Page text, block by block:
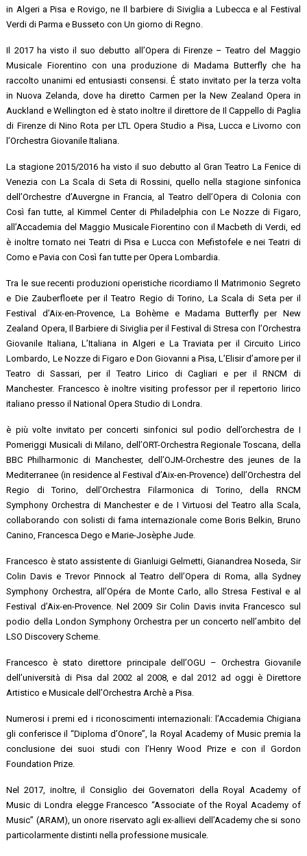
in Algeri a Pisa e Rovigo, ne Il barbiere di Siviglia a Lubecca e al Festival
Verdi di Parma e Busseto con Un giorno di Regno.
Il 2017 ha visto il suo debutto all’Opera di Firenze – Teatro del Maggio
Musicale Fiorentino con una produzione di Madama Butterfly che ha
raccolto unanimi ed entusiasti consensi. É stato invitato per la terza volta
in Nuova Zelanda, dove ha diretto Carmen per la New Zealand Opera in
Auckland e Wellington ed è stato inoltre il direttore de Il Cappello di Paglia
di Firenze di Nino Rota per LTL Opera Studio a Pisa, Lucca e Livorno con
l’Orchestra Giovanile Italiana.
La stagione 2015/2016 ha visto il suo debutto al Gran Teatro La Fenice di
Venezia con La Scala di Seta di Rossini, quello nella stagione sinfonica
dell’Orchestre d’Auvergne in Francia, al Teatro dell’Opera di Colonia con
Così fan tutte, al Kimmel Center di Philadelphia con Le Nozze di Figaro,
all’Accademia del Maggio Musicale Fiorentino con il Macbeth di Verdi, ed
è inoltre tornato nei Teatri di Pisa e Lucca con Mefistofele e nei Teatri di
Como e Pavia con Così fan tutte per Opera Lombardia.
Tra le sue recenti produzioni operistiche ricordiamo Il Matrimonio Segreto
e Die Zauberfloete per il Teatro Regio di Torino, La Scala di Seta per il
Festival d’Aix-en-Provence, La Bohème e Madama Butterfly per New
Zealand Opera, Il Barbiere di Siviglia per il Festival di Stresa con l’Orchestra
Giovanile Italiana, L’Italiana in Algeri e La Traviata per il Circuito Lirico
Lombardo, Le Nozze di Figaro e Don Giovanni a Pisa, L’Elisir d’amore per il
Teatro di Sassari, per il Teatro Lirico di Cagliari e per il RNCM di
Manchester. Francesco è inoltre visiting professor per il repertorio lirico
italiano presso il National Opera Studio di Londra.
è più volte invitato per concerti sinfonici sul podio dell’orchestra de I
Pomeriggi Musicali di Milano, dell’ORT-Orchestra Regionale Toscana, della
BBC Philharmonic di Manchester, dell’OJM-Orchestre des jeunes de la
Mediterranee (in residence al Festival d’Aix-en-Provence) dell’Orchestra del
Regio di Torino, dell’Orchestra Filarmonica di Torino, della RNCM
Symphony Orchestra di Manchester e de I Virtuosi del Teatro alla Scala,
collaborando con solisti di fama internazionale come Boris Belkin, Bruno
Canino, Francesca Dego e Marie-Josèphe Jude.
Francesco è stato assistente di Gianluigi Gelmetti, Gianandrea Noseda, Sir
Colin Davis e Trevor Pinnock al Teatro dell’Opera di Roma, alla Sydney
Symphony Orchestra, all’Opéra de Monte Carlo, allo Stresa Festival e al
Festival d’Aix-en-Provence. Nel 2009 Sir Colin Davis invita Francesco sul
podio della London Symphony Orchestra per un concerto nell’ambito del
LSO Discovery Scheme.
Francesco è stato direttore principale dell’OGU – Orchestra Giovanile
dell’università di Pisa dal 2002 al 2008, e dal 2012 ad oggi è Direttore
Artistico e Musicale dell’Orchestra Archè a Pisa.
Numerosi i premi ed i riconoscimenti internazionali: l’Accademia Chigiana
gli conferisce il “Diploma d’Onore”, la Royal Academy of Music premia la
conclusione dei suoi studi con l’Henry Wood Prize e con il Gordon
Foundation Prize.
Nel 2017, inoltre, il Consiglio dei Governatori della Royal Academy of
Music di Londra elegge Francesco “Associate of the Royal Academy of
Music” (ARAM), un onore riservato agli ex-allievi dell’Academy che si sono
particolarmente distinti nella professione musicale.